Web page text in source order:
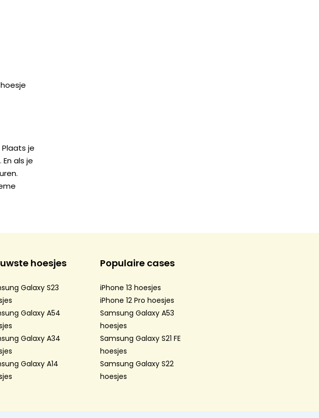
je
als je
hoesjes
Galaxy S23
Galaxy A54
Galaxy A34
Galaxy A14
Populaire cases
iPhone 13 hoesjes
iPhone 12 Pro hoesjes
Samsung Galaxy A53
hoesjes
Samsung Galaxy S21 FE
hoesjes
Samsung Galaxy S22
hoesjes